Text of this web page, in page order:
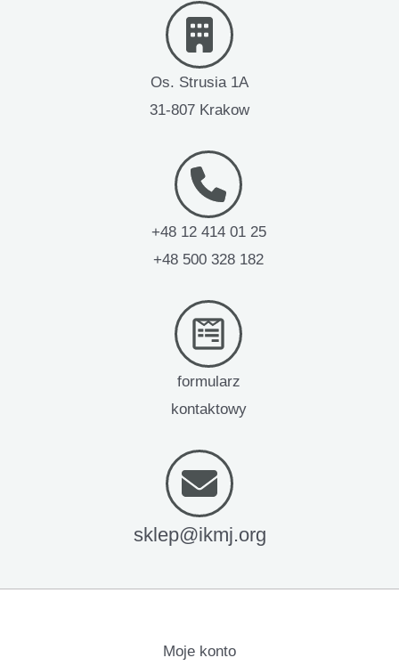
Os. Strusia 1A
31-807 Krakow
+48 12 414 01 25
+48 500 328 182
formularz
kontaktowy
sklep@ikmj.org
Moje konto